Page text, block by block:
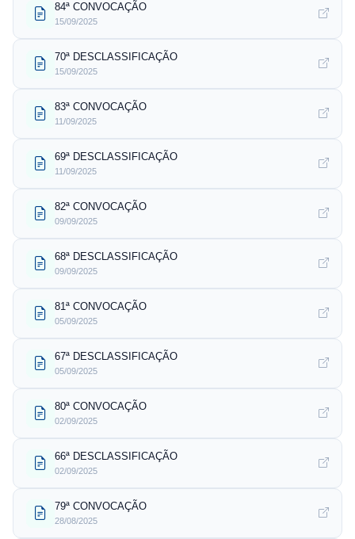
84ª CONVOCAÇÃO
15/09/2025
70ª DESCLASSIFICAÇÃO
15/09/2025
83ª CONVOCAÇÃO
11/09/2025
69ª DESCLASSIFICAÇÃO
11/09/2025
82ª CONVOCAÇÃO
09/09/2025
68ª DESCLASSIFICAÇÃO
09/09/2025
81ª CONVOCAÇÃO
05/09/2025
67ª DESCLASSIFICAÇÃO
05/09/2025
80ª CONVOCAÇÃO
02/09/2025
66ª DESCLASSIFICAÇÃO
02/09/2025
79ª CONVOCAÇÃO
28/08/2025